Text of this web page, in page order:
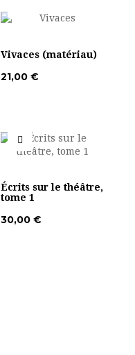
Vivaces (matériau)
21,00 €
Écrits sur le théâtre,
tome 1
30,00 €